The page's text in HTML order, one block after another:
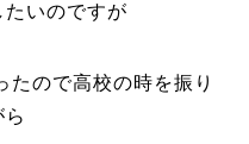
いのですが
たので高校の時を振り